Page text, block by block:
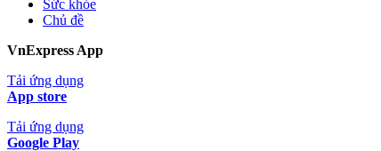
Sức khỏe
Chủ đề
VnExpress App
Tải ứng dụng
App store
Tải ứng dụng
Google Play